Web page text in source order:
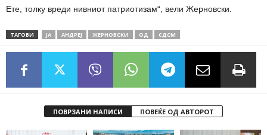
Ете, толку вреди нивниот патриотизам“, вели Жерновски.
ТАГОВИ ЈА АНДРЕЈ ЖЕРНОВСКИ ОД СДСМ
ПОВРЗАНИ НАПИСИ ПОВЕЌЕ ОД АВТОРОТ